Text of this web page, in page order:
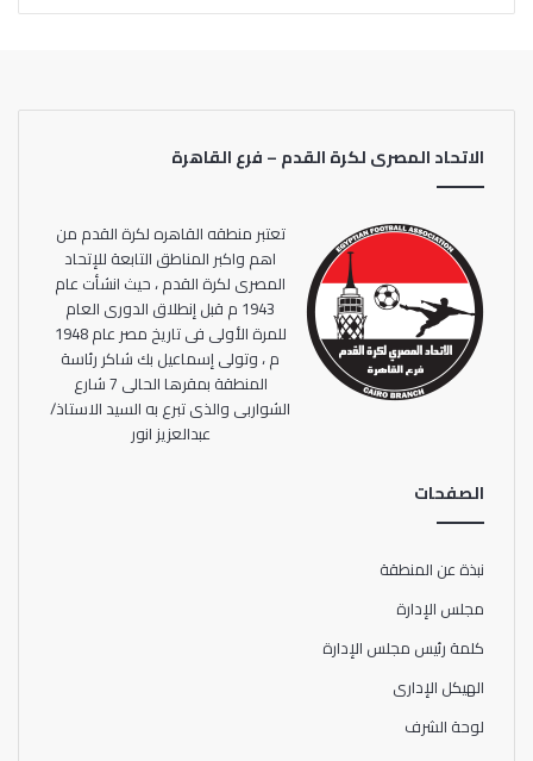
الاتحاد المصرى لكرة القدم – فرع القاهرة
تعتبر منطقه القاهره لكرة القدم من
اهم واكبر المناطق التابعة للإتحاد
المصرى لكرة القدم ، حيث انشأت عام
1943 م قبل إنطلاق الدورى العام
للمرة الأولى فى تاريخ مصر عام 1948
م ، وتولى إسماعيل بك شاكر رئاسة
المنطقة بمقرها الحالى 7 شارع
الشواربى والذى تبرع به السيد الاستاذ/
عبدالعزيز انور
الصفحات
نبذة عن المنطقة
مجلس الإدارة
كلمة رئيس مجلس الإدارة
الهيكل الإدارى
لوحة الشرف